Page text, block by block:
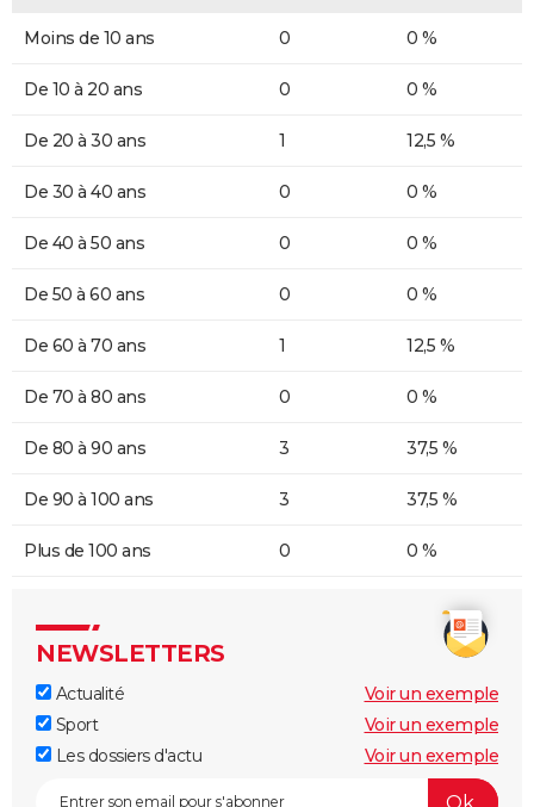
Moins de 10 ans 0 0 %
De 10 à 20 ans 0 0 %
De 20 à 30 ans 1 12,5 %
De 30 à 40 ans 0 0 %
De 40 à 50 ans 0 0 %
De 50 à 60 ans 0 0 %
De 60 à 70 ans 1 12,5 %
De 70 à 80 ans 0 0 %
De 80 à 90 ans 3 37,5 %
De 90 à 100 ans 3 37,5 %
Plus de 100 ans 0 0 %
NEWSLETTERS
Actualité
Voir un exemple
Sport
Voir un exemple
Les dossiers d'actu
Voir un exemple